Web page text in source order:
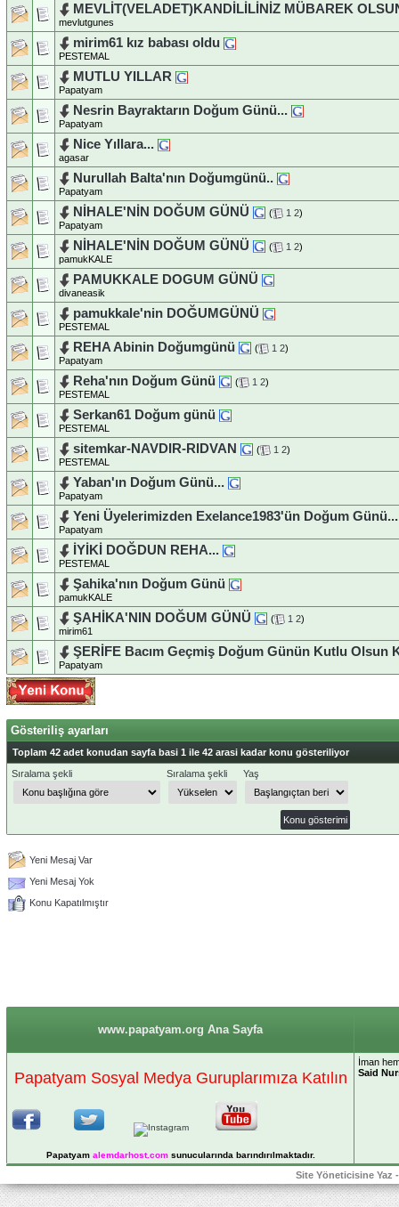
MEVLİT(VELADET)KANDİLİLİNİZ MÜBAREK
mevlutgunes
mirim61 kız babası oldu
PESTEMAL
MUTLU YILLAR
Papatyam
Nesrin Bayraktarın Doğum Günü...
Papatyam
Nice Yıllara...
agasar
Nurullah Balta'nın Doğumgünü..
Papatyam
NİHALE'NİN DOĞUM GÜNÜ ( 1 2)
Papatyam
NİHALE'NİN DOĞUM GÜNÜ ( 1 2)
pamukKALE
PAMUKKALE DOGUM GÜNÜ
divaneasik
pamukkale'nin DOĞUMGÜNÜ
PESTEMAL
REHA Abinin Doğumgünü ( 1 2)
Papatyam
Reha'nın Doğum Günü ( 1 2)
PESTEMAL
Serkan61 Doğum günü
PESTEMAL
sitemkar-NAVDIR-RIDVAN ( 1 2)
PESTEMAL
Yaban'ın Doğum Günü...
Papatyam
Yeni Üyelerimizden Exelance1983'ün Doğum Günü...
Papatyam
İYİKİ DOĞDUN REHA...
PESTEMAL
Şahika'nın Doğum Günü
pamukKALE
ŞAHİKA'NIN DOĞUM GÜNÜ ( 1 2)
mirim61
ŞERİFE Bacım Geçmiş Doğum Günün Kutlu Olsun
Papatyam
Gösteriliş ayarları
Toplam 42 adet konudan sayfa basi 1 ile 42 arasi kadar konu gösteriliyor
Sıralama şekli
Sıralama şekli Yaş
Yeni Mesaj Var
Yeni Mesaj Yok
Konu Kapatılmıştır
www.papatyam.org Ana Sayfa
Papatyam Sosyal Medya Guruplarımıza Katılın
Papatyam alemdarhost.comsunucularında barındırılmaktadır.
İman
Said
Site Yöneticisine Yaz